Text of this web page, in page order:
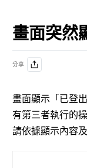
畫面突然
分享
畫面顯示「已登
有第三者執行的
請依據顯示內容